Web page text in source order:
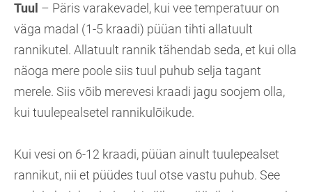
Tuul – Päris varakevadel, kui vee temperatuur on
väga madal (1-5 kraadi) püüan tihti allatuult
rannikutel. Allatuult rannik tähendab seda, et kui olla
näoga mere poole siis tuul puhub selja tagant
merele. Siis võib merevesi kraadi jagu soojem olla,
kui tuulepealsetel rannikulõikude.
Kui vesi on 6-12 kraadi, püüan ainult tuulepealset
rannikut, nii et püüdes tuul otse vastu puhub. See